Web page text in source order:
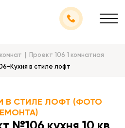
Проект 106 1 комнатная
Кухня в стиле лофт
В СТИЛЕ ЛОФТ (ФОТО